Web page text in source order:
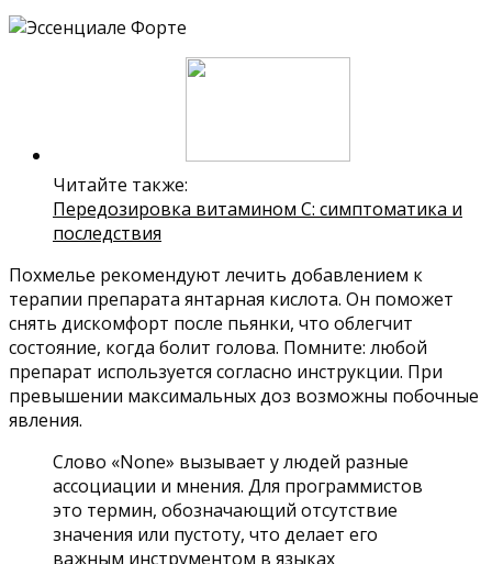
Читайте также:
Передозировка витамином С: симптоматика и
последствия
Похмелье рекомендуют лечить добавлением к
терапии препарата янтарная кислота. Он поможет
снять дискомфорт после пьянки, что облегчит
состояние, когда болит голова. Помните: любой
препарат используется согласно инструкции. При
превышении максимальных доз возможны побочные
явления.
Слово «None» вызывает у людей разные
ассоциации и мнения. Для программистов
это термин, обозначающий отсутствие
значения или пустоту, что делает его
важным инструментом в языках